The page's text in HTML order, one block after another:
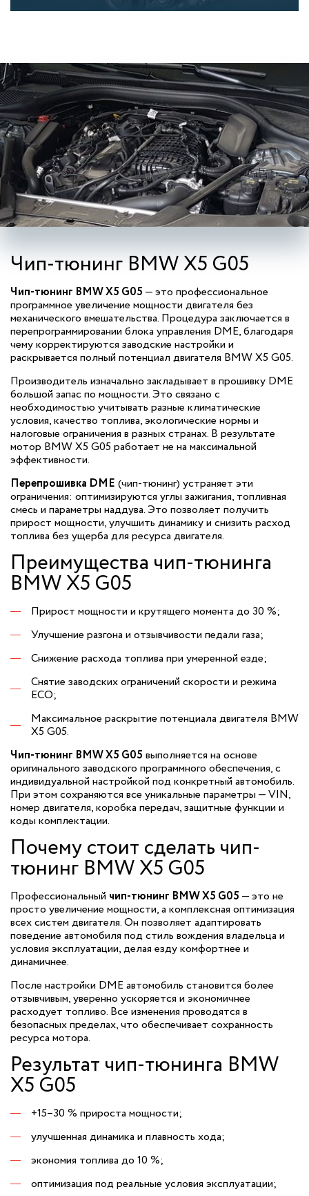
Чип-тюнинг BMW X5 G05
Чип-тюнинг BMW X5 G05 — это профессиональное
программное увеличение мощности двигателя без
механического вмешательства. Процедура заключается в
перепрограммировании блока управления DME, благодаря
чему корректируются заводские настройки и
раскрывается полный потенциал двигателя BMW X5 G05.
Производитель изначально закладывает в прошивку DME
большой запас по мощности. Это связано с
необходимостью учитывать разные климатические
условия, качество топлива, экологические нормы и
налоговые ограничения в разных странах. В результате
мотор BMW X5 G05 работает не на максимальной
эффективности.
Перепрошивка DME (чип-тюнинг) устраняет эти
ограничения: оптимизируются углы зажигания, топливная
смесь и параметры наддува. Это позволяет получить
прирост мощности, улучшить динамику и снизить расход
топлива без ущерба для ресурса двигателя.
Преимущества чип-тюнинга
BMW X5 G05
Прирост мощности и крутящего момента до 30 %;
Улучшение разгона и отзывчивости педали газа;
Снижение расхода топлива при умеренной езде;
Снятие заводских ограничений скорости и режима
ECO;
Максимальное раскрытие потенциала двигателя BMW
X5 G05.
Чип-тюнинг BMW X5 G05 выполняется на основе
оригинального заводского программного обеспечения, с
индивидуальной настройкой под конкретный автомобиль.
При этом сохраняются все уникальные параметры — VIN,
номер двигателя, коробка передач, защитные функции и
коды комплектации.
Почему стоит сделать чип-
тюнинг BMW X5 G05
Профессиональный чип-тюнинг BMW X5 G05 — это не
просто увеличение мощности, а комплексная оптимизация
всех систем двигателя. Он позволяет адаптировать
поведение автомобиля под стиль вождения владельца и
условия эксплуатации, делая езду комфортнее и
динамичнее.
После настройки DME автомобиль становится более
отзывчивым, уверенно ускоряется и экономичнее
расходует топливо. Все изменения проводятся в
безопасных пределах, что обеспечивает сохранность
ресурса мотора.
Результат чип-тюнинга BMW
X5 G05
+15–30 % прироста мощности;
улучшенная динамика и плавность хода;
экономия топлива до 10 %;
оптимизация под реальные условия эксплуатации;